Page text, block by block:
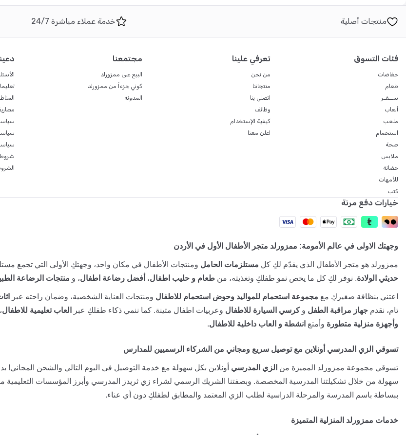
منتجات أصلية خدمة عملاء مباشرة 24/7
فئات التسوق
حفاضات
طعام
ســفـر
ألعاب
ملعب
استحمام
صحة
ملابس
حضانة
للأمهات
كتب
تعرفي علينا
من نحن
منتجاتنا
اتصلي بنا
وظائف
كيفية الإستخدام
اعلن معنا
مجتمعنا
البيع على ممزورلد
كوني جزءاً من ممزورلد
المدونة
شروط
خيارات دفع مرنة
وجهتك الاولى في عالم الأمومة: ممزورلد متجر الأطفال الأول في الأردن
ممزورلد هو متجر الأطفال الذي يقدّم لكِ كل مستلزمات الحامل ومنتجات الأطفال في مكان واحد، وجهتكِ الأولى التي تجمع
حديثي الولادة. نوفر لكِ كل ما يخص نمو طفلكِ وتغذيته، من طعام و حليب اطفال، أفضل رضاعة اطفال، و منتجات الرضاعة
اعتني بنظافة صغيركِ مع مجموعة استحمام للمواليد وحوض استحمام للاطفال ومنتجات العناية الشخصية، وضمان راحته عبر
تام، نقدم جهاز مراقبة الطفل وكرسي السيارة للاطفال وعربيات اطفال متينة. كما ننمي ذكاء طفلكِ عبر العاب تعليمية للاطفال،
وأجهزة منزلية متطورة وأمتع انشطة و العاب داخلية للاطفال.
تسوقي الزي المدرسي أونلاين مع توصيل سريع ومجاني من الشركاء الرسميين للمدارس
تسوقي مجموعة ممزورلد المميزة من الزي المدرسي أونلاين بكل سهولة مع خدمة التوصيل في اليوم التالي والشحن المجاني!
سهولة من خلال تشكيلتنا المدرسية المخصصة. وبصفتنا الشريك الرسمي لشراء زي ثريدز المدرسي وأبرز المؤسسات
ببساطة باسم المدرسة والمرحلة الدراسية لطلب الزي المعتمد والمطابق لطفلكِ دون أي عناء.
خدمات ممزورلد المنزلية المتميزة